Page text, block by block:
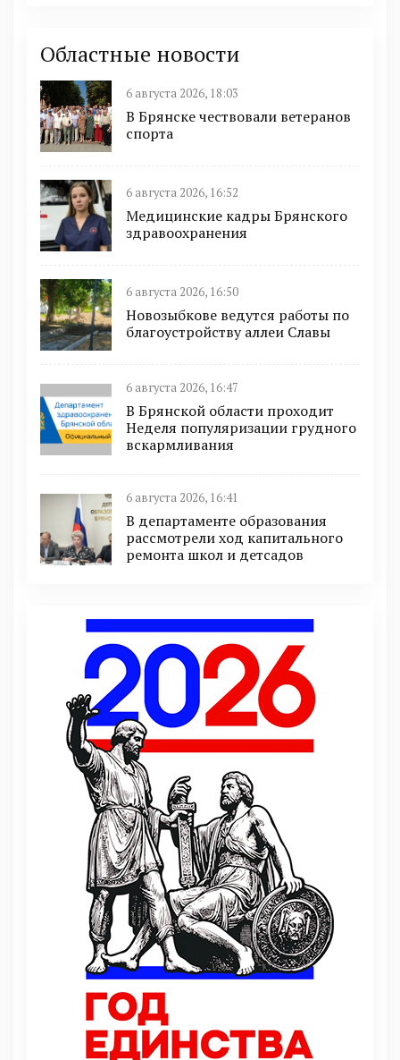
Областные новости
6 августа 2026, 18:03
В Брянске чествовали ветеранов
спорта
6 августа 2026, 16:52
Медицинские кадры Брянского
здравоохранения
6 августа 2026, 16:50
Новозыбкове ведутся работы по
благоустройству аллеи Славы
6 августа 2026, 16:47
В Брянской области проходит
Неделя популяризации грудного
вскармливания
6 августа 2026, 16:41
В департаменте образования
рассмотрели ход капитального
ремонта школ и детсадов